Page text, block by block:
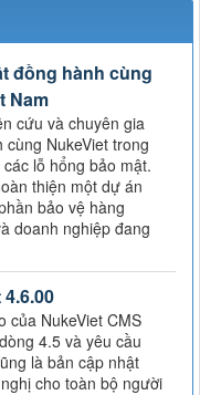
đồng hành cùng
Nam
cứu và chuyên gia
NukeViet trong
lỗ hổng bảo mật.
thiện một dự án
bảo vệ hàng
doanh nghiệp đang
của NukeViet CMS
4.5 và yêu cầu
là bản cập nhật
cho toàn bộ người